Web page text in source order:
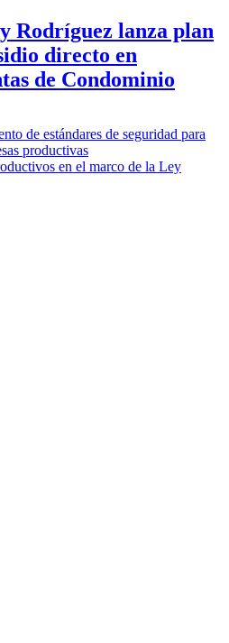
Rodríguez lanza plan
directo en
de Condominio
de estándares de seguridad para
productivas
en el marco de la Ley